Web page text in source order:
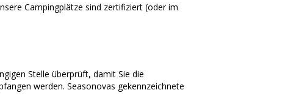
Campingplätze sind zertifiziert (oder im
Stelle überprüft, damit Sie die
werden. Seasonovas gekennzeichnete